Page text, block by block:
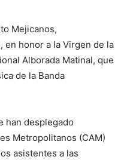
Mejicanos,
en honor a la Virgen de la
Alborada Matinal, que
de la Banda
han desplegado
Metropolitanos (CAM)
asistentes a las